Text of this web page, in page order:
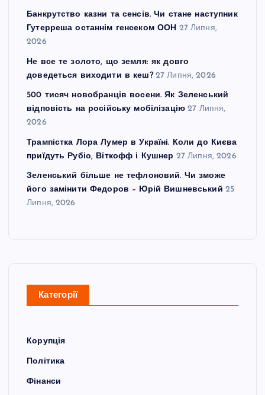
Банкрутство казни та сенсів. Чи стане наступник
Гутерреша останнім генсеком ООН 27 Липня,
2026
Не все те золото, що земля: як довго
доведеться виходити в кеш? 27 Липня, 2026
500 тисяч новобранців восени. Як Зеленський
відповість на російську мобілізацію 27 Липня,
2026
Трампістка Лора Лумер в Україні. Коли до Києва
приїдуть Рубіо, Віткофф і Кушнер 27 Липня, 2026
Зеленський більше не тефлоновий. Чи зможе
його замінити Федоров – Юрій Вишневський 25
Липня, 2026
Категорії
Корупція
Політика
Фінанси